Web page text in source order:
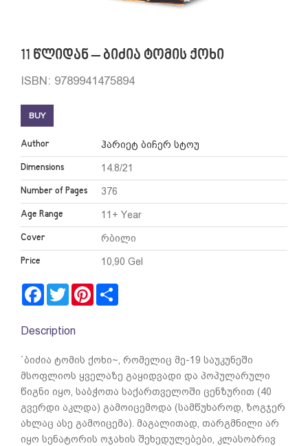
11 წლიდან – ბიძია ტომის ქოხი
ISBN: 9789941475894
BUY
Author ჰარიეტ ბიჩერ სტოუ
Dimensions 14.8/21
Number of Pages 376
Age Range 11+ Year
Cover რბილი
Price 10,90 Gel
Facebook
TwitterPinterest
Description
`ბიძია ტომის ქოხი~, რომელიც მე-19 საუკუნეში
მსოფლიოს ყველაზე გაყიდვადი და პოპულარული
წიგნი იყო, საბჭოთა საქართველოში ცენზურით (40
გვერდი აკლდა) გამოიცემოდა (სამწუხაროდ, ზოგჯერ
ახლაც ასე გამოიცემა). მაგალითად, თარგმნილი არ
იყო სენატორის ოჯახის შეხედულებები, კლასობრივ